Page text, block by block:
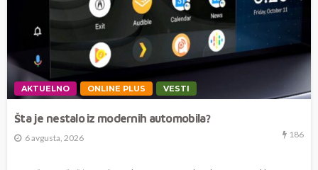
AKTUELNO ONLINE PLUS VESTI
Šta je nestalo iz modernih automobila?
6 avgusta, 2026 186